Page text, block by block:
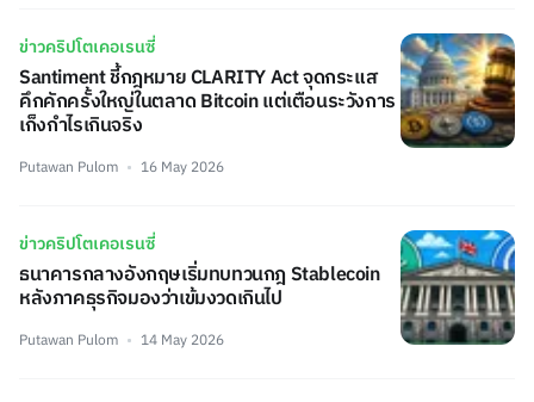
ข่าวคริปโตเคอเรนซี่
Santiment ชี้กฎหมาย CLARITY Act จุดกระแส
คึกคักครั้งใหญ่ในตลาด Bitcoin แต่เตือนระวังการ
เก็งกำไรเกินจริง
Putawan Pulom 16 May 2026
ข่าวคริปโตเคอเรนซี่
ธนาคารกลางอังกฤษเริ่มทบทวนกฎ Stablecoin
หลังภาคธุรกิจมองว่าเข้มงวดเกินไป
Putawan Pulom 14 May 2026